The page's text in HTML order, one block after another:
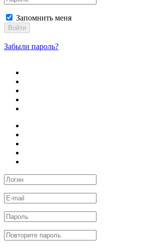
Запомнить меня
Войти
Забыли пароль?